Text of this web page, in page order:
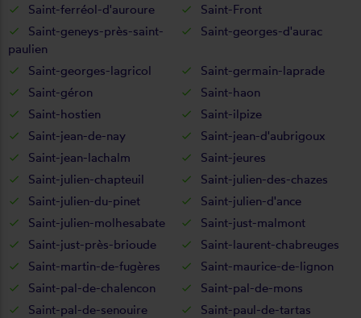
Saint-ferréol-d'auroure
Saint-Front
Saint-geneys-près-saint-
paulien
Saint-georges-d'aurac
Saint-georges-lagricol
Saint-germain-laprade
Saint-géron
Saint-haon
Saint-hostien
Saint-ilpize
Saint-jean-de-nay
Saint-jean-d'aubrigoux
Saint-jean-lachalm
Saint-jeures
Saint-julien-chapteuil
Saint-julien-des-chazes
Saint-julien-du-pinet
Saint-julien-d'ance
Saint-julien-molhesabate
Saint-just-malmont
Saint-just-près-brioude
Saint-laurent-chabreuges
Saint-martin-de-fugères
Saint-maurice-de-lignon
Saint-pal-de-chalencon
Saint-pal-de-mons
Saint-pal-de-senouire
Saint-paul-de-tartas